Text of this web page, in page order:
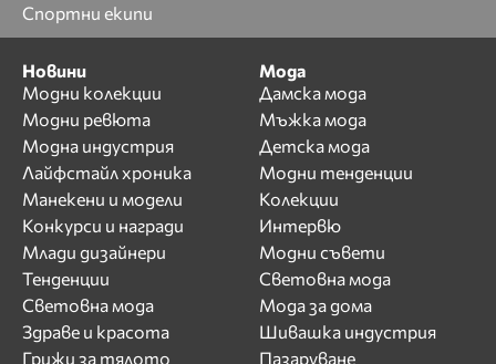
Спортни екипи
Новини
Модни колекции
Модни ревюта
Модна индустрия
Лайфстайл хроника
Манекени и модели
Конкурси и награди
Млади дизайнери
Тенденции
Световна мода
Здраве и красота
Грижи за тялото
Мода
Дамска мода
Мъжка мода
Детска мода
Модни тенденции
Колекции
Интервю
Модни съвети
Световна мода
Мода за дома
Шивашка индустрия
Пазаруване